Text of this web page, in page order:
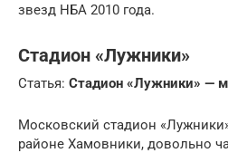
звезд НБА 2010 года.
Стадион «Лужники»
Статья: Стадион «Лужники» —
Московский стадион
районе Хамовники, довольно